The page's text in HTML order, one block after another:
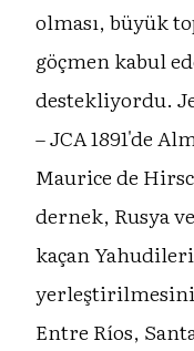
olması, büyük
göçmen kabul
destekliyordu.
– JCA 1891'de
Maurice de
dernek, Rusya
kaçan
yerleştirilmesini
Entre Ríos,